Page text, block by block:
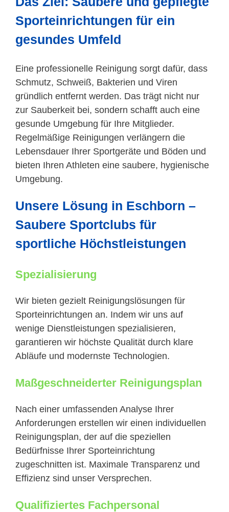
Sporteinrichtungen für ein
gesundes Umfeld
Eine professionelle Reinigung sorgt dafür, dass
Schmutz, Schweiß, Bakterien und Viren
gründlich entfernt werden. Das trägt nicht nur
zur Sauberkeit bei, sondern schafft auch eine
gesunde Umgebung für Ihre Mitglieder.
Regelmäßige Reinigungen verlängern die
Lebensdauer Ihrer Sportgeräte und Böden und
bieten Ihren Athleten eine saubere, hygienische
Umgebung.
Unsere Lösung in Eschborn –
Saubere Sportclubs für
sportliche Höchstleistungen
Spezialisierung
Wir bieten gezielt Reinigungslösungen für
Sporteinrichtungen an. Indem wir uns auf
wenige Dienstleistungen spezialisieren,
garantieren wir höchste Qualität durch klare
Abläufe und modernste Technologien.
Maßgeschneiderter Reinigungsplan
Nach einer umfassenden Analyse Ihrer
Anforderungen erstellen wir einen individuellen
Reinigungsplan, der auf die speziellen
Bedürfnisse Ihrer Sporteinrichtung
zugeschnitten ist. Maximale Transparenz und
Effizienz sind unser Versprechen.
Qualifiziertes Fachpersonal